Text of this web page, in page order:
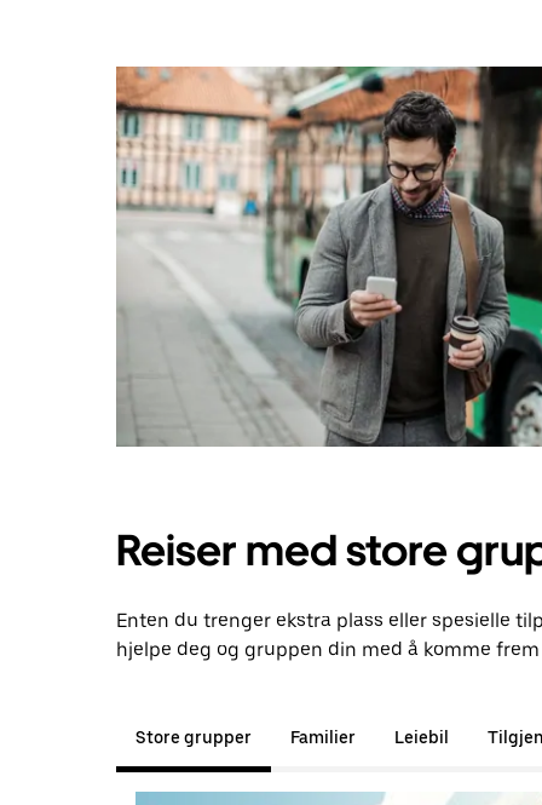
Reiser med store
Enten du trenger ekstra plass eller spesielle
hjelpe deg og gruppen din med å komme
Store grupper Familier Leiebil